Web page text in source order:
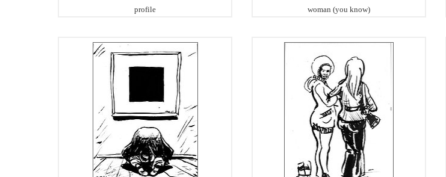
profile woman (you know)